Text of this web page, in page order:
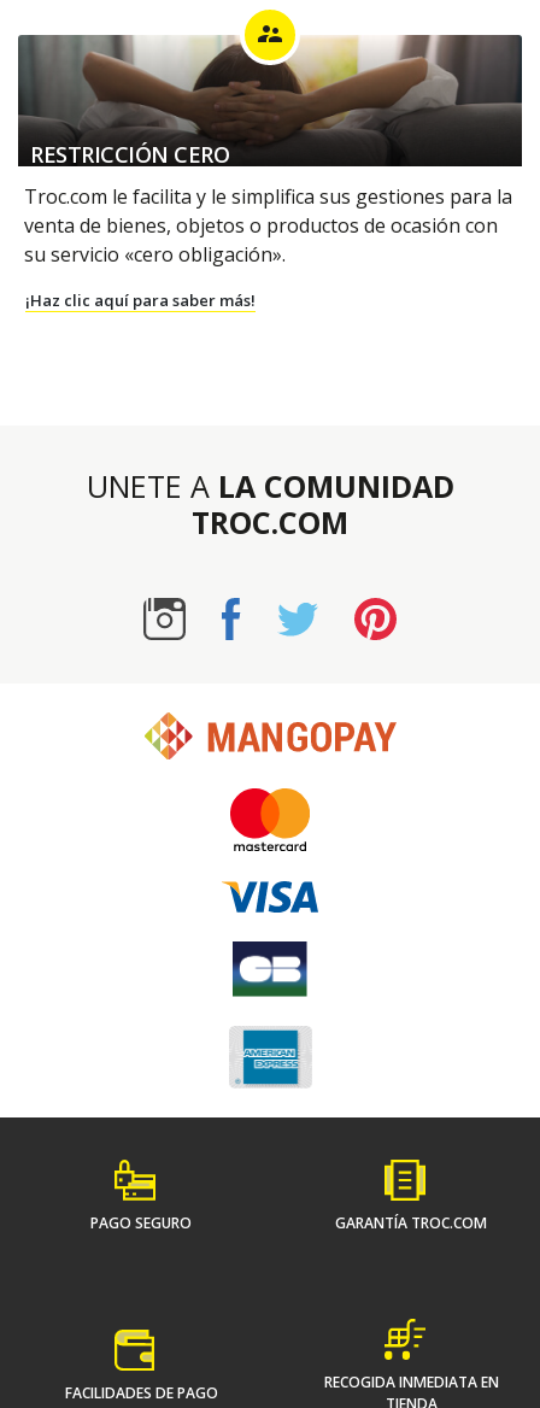
supervisor_account
RESTRICCIÓN CERO
Troc.com le facilita y le simplifica sus gestiones para la
venta de bienes, objetos o productos de ocasión con
su servicio «cero obligación».
¡Haz clic aquí para saber más!
UNETE A LA COMUNIDAD
TROC.COM
PAGO SEGURO GARANTÍA TROC.COM
FACILIDADES DE PAGO
RECOGIDA INMEDIATA EN